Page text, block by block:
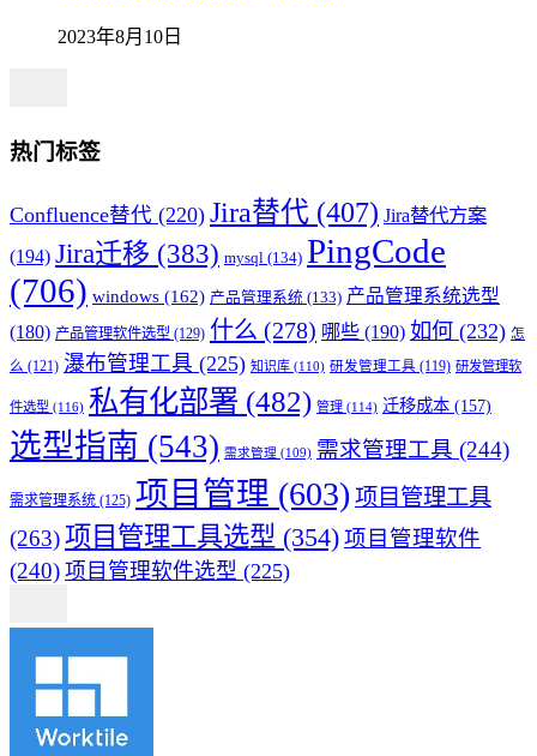
2023年8月10日
热门标签
Confluence替代 (220) Jira替代 (407) Jira替代方案
(194) Jira迁移 (383) mysql (134) PingCode
(706) windows (162) 产品管理系统 (133) 产品管理系统选型
(180) 产品管理软件选型 (129) 什么 (278) 哪些 (190) 如何 (232) 怎
么 (121) 瀑布管理工具 (225) 知识库 (110) 研发管理工具 (119) 研发管理软
件选型 (116) 私有化部署 (482) 管理 (114) 迁移成本 (157)
选型指南 (543) 需求管理 (109) 需求管理工具 (244)
需求管理系统 (125) 项目管理 (603) 项目管理工具
(263)项目管理工具选型 (354) 项目管理软件
(240) 项目管理软件选型 (225)